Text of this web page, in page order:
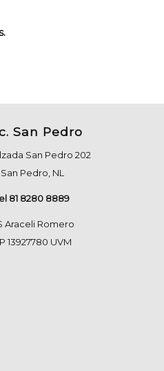
San Pedro
San Pedro 202
San Pedro, NL
81 8280 8889
Araceli Romero
13927780 UVM